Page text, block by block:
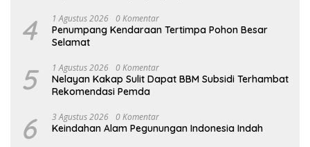
4 1 Agustus 2026 0 Komentar
Penumpang Kendaraan Tertimpa Pohon Besar
Selamat
5 1 Agustus 2026 0 Komentar
Nelayan Kakap Sulit Dapat BBM Subsidi Terhambat
Rekomendasi Pemda
6 3 Agustus 2026 0 Komentar
Keindahan Alam Pegunungan Indonesia Indah